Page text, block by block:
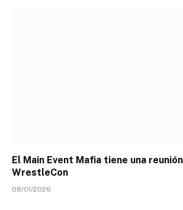
El Main Event Mafia tiene una
WrestleCon
08/01/2026